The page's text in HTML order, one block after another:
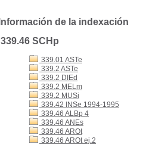
Información de la indexación
339.46 SCHp
339.01 ASTe
339.2 ASTe
339.2 DIEd
339.2 MELm
339.2 MUSi
339.42 INSe 1994-1995
339.46 ALBp 4
339.46 ANEs
339.46 AROt
339.46 AROt ej.2